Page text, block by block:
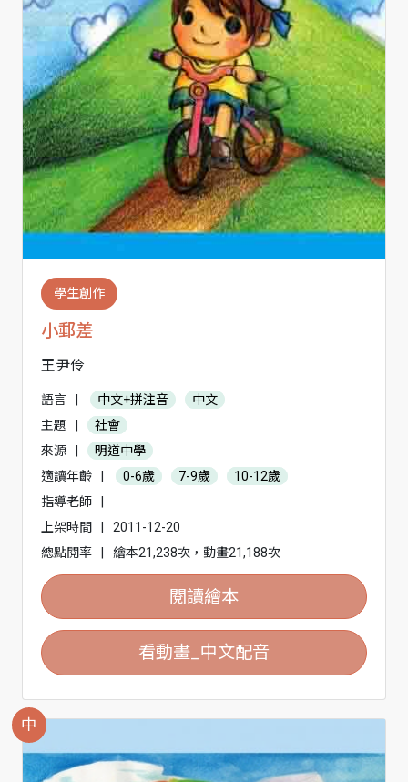
學生創作
小郵差
王尹伶
語言 中文+拼注音
中文
主題
社會
來源
明道中學
適讀年齡
0-6歲 7-9歲
10-12歲
指導老師
上架時間
2011-12-20
總點閱率
繪本21,238次，動畫21,188次
閱讀繪本
看動畫_中文配音
中